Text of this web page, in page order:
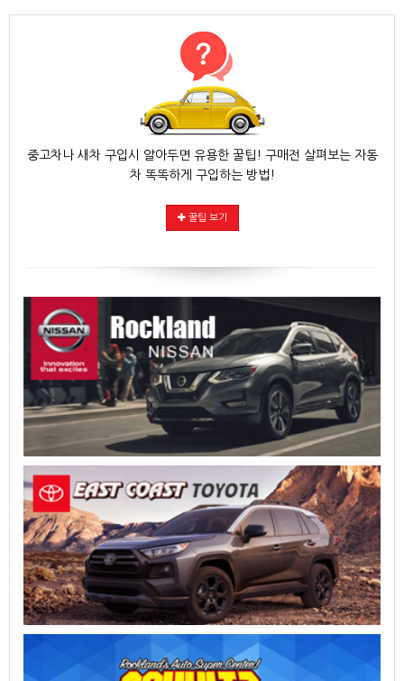
중고차나 새차 구입시 알아두면 유용한 꿀팁! 구매전 살펴보는 자동
차 똑똑하게 구입하는 방법!
꿀팁 보기